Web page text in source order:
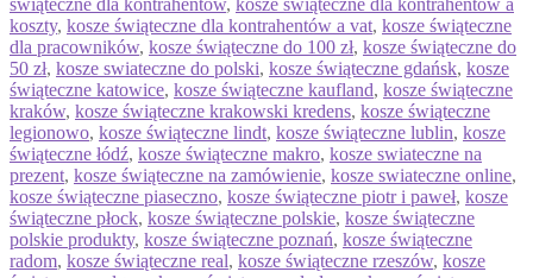
koszty, kosze świąteczne dla kontrahentów a vat, kosze świąteczne
dla pracowników, kosze świąteczne do 100 zł, kosze świąteczne do
50 zł, kosze swiateczne do polski, kosze świąteczne gdańsk, kosze
świąteczne katowice, kosze świąteczne kaufland, kosze świąteczne
kraków, kosze świąteczne krakowski kredens, kosze świąteczne
legionowo, kosze świąteczne lindt, kosze świąteczne lublin, kosze
świąteczne łódź, kosze świąteczne makro, kosze swiateczne na
prezent, kosze świąteczne na zamówienie, kosze swiateczne online,
kosze świąteczne piaseczno, kosze świąteczne piotr i paweł, kosze
świąteczne płock, kosze świąteczne polskie, kosze świąteczne
polskie produkty, kosze świąteczne poznań, kosze świąteczne
radom, kosze świąteczne real, kosze świąteczne rzeszów, kosze